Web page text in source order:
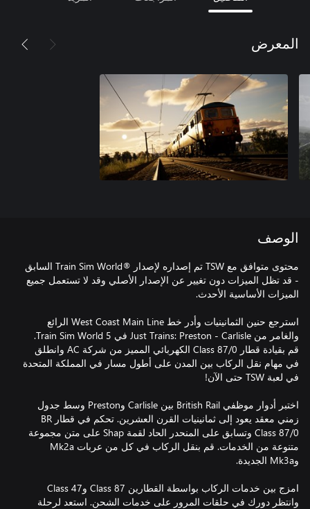
المعرض
الوصف
محتوى متوافق مع TSW تم إصداره لإصدار ®Train Sim World السابق
- قد تظل الميزات دون تغيير عن الإصدار الأصلي وقد لا تستعمل جميع
استرجع حنين الثمانينيات وأدر خط West Coast Main Line الرائع
والغامر من Just Trains: Preston - Carlisle في Train Sim World 5.
قم بقيادة قطار Class 87/0 الكهربائي المميز من شركة AC وانطلق
في مهام نقل الركاب بين المدن على أطول مسار في المملكة المتحدة
اختبر أدوار موظفي British Rail بين Carlisle وPreston وسط جدول
زمني معقد يعود إلى ثمانينيات القرن العشرين. تحكم في قطار BR
Class 87/0 وتسابق على المنحدر الحاد لقمة Shap على متن مجموعة
متنوعة من الخدمات. قم بنقل الركاب في كل من عربات Mk2a
امزج بين خدمات الركاب بواسطة القطارين Class 87 وClass 47
وانتظر دورك في حلقات المرور على خدمات الشحن. استعد لرحلة